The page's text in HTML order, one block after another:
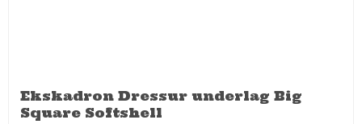
Ekskadron Dressur underlag Big
Square Softshell